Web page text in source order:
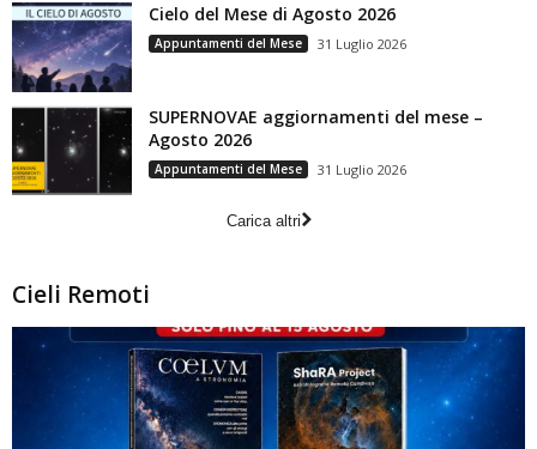
Cielo del Mese di Agosto 2026
Appuntamenti del Mese 31 Luglio 2026
SUPERNOVAE aggiornamenti del mese –
Agosto 2026
Appuntamenti del Mese 31 Luglio 2026
Carica altri
Cieli Remoti